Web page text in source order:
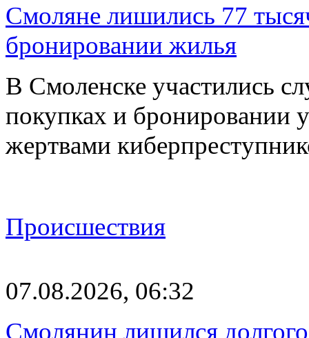
Смоляне лишились 77
бронировании жилья
В Смоленске участились
покупках и бронировании
жертвами
Происшествия
07.08.2026, 06:32
Смолянин лишился